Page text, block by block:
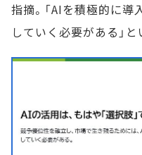
指摘。「AIを積極的に導
していく必要がある」と